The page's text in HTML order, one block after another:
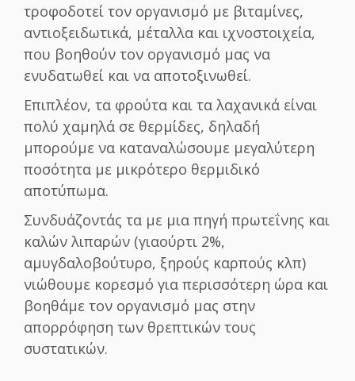
τροφοδοτεί τον οργανισμό με βιταμίνες,
αντιοξειδωτικά, μέταλλα και ιχνοστοιχεία,
που βοηθούν τον οργανισμό μας να
ενυδατωθεί και να αποτοξινωθεί.
Επιπλέον, τα φρούτα και τα λαχανικά είναι
πολύ χαμηλά σε θερμίδες, δηλαδή
μπορούμε να καταναλώσουμε μεγαλύτερη
ποσότητα με μικρότερο θερμιδικό
αποτύπωμα.
Συνδυάζοντάς τα με μια πηγή πρωτεΐνης και
καλών λιπαρών (γιαούρτι 2%,
αμυγδαλοβούτυρο, ξηρούς καρπούς κλπ)
νιώθουμε κορεσμό για περισσότερη ώρα και
βοηθάμε τον οργανισμό μας στην
απορρόφηση των θρεπτικών τους
συστατικών.